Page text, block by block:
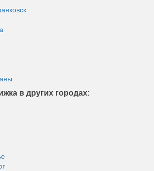
в других городах: